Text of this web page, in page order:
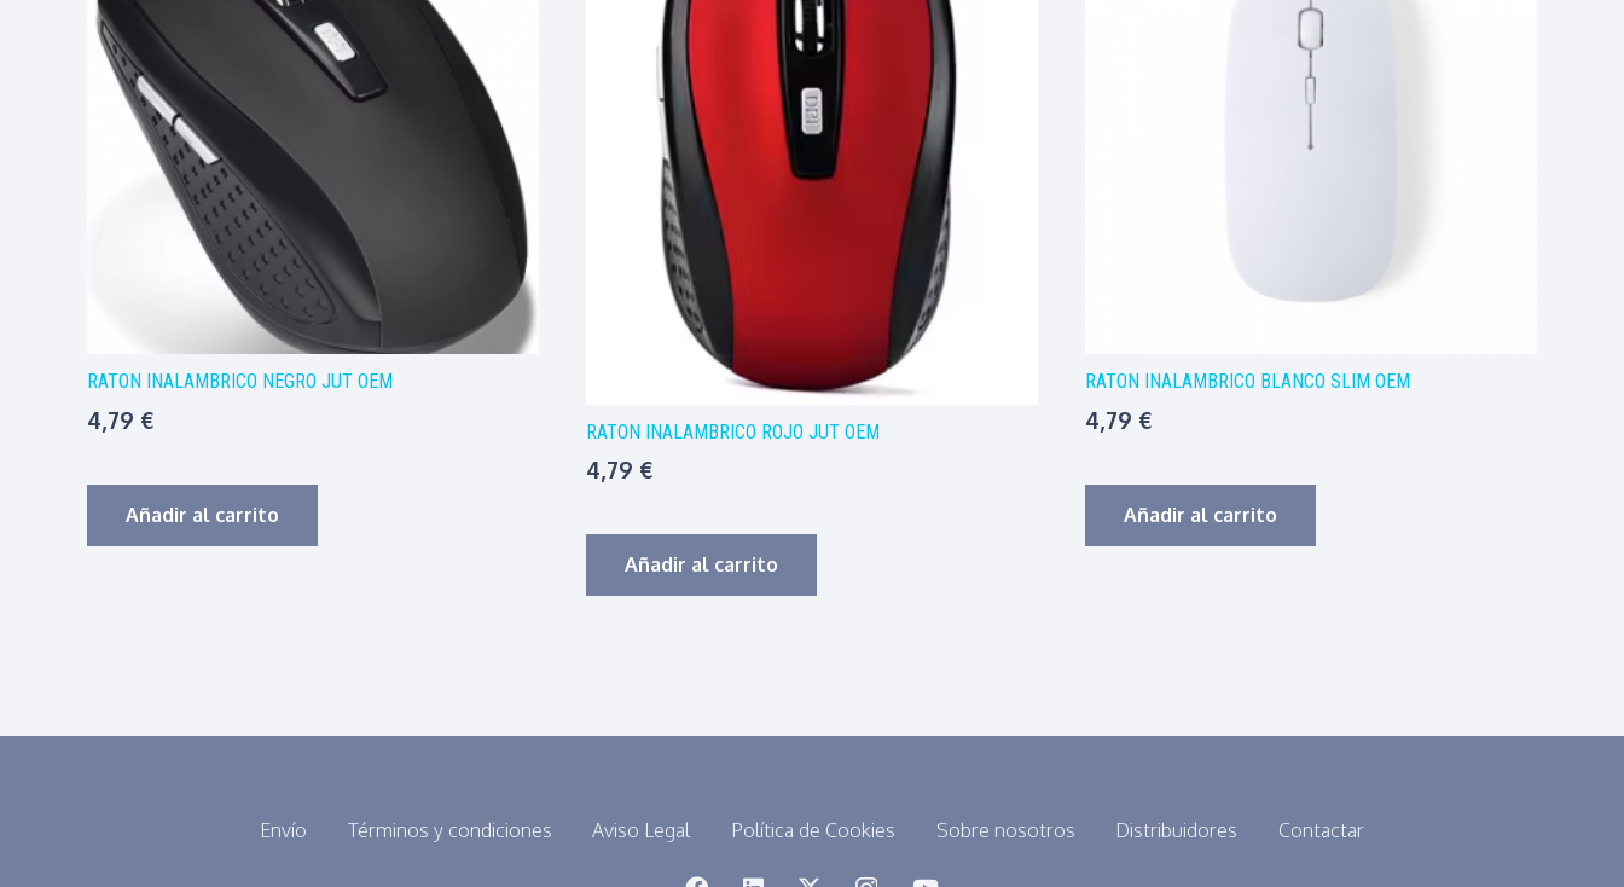
RATON INALAMBRICO NEGRO JUT OEM
4,79 €
Añadir al carrito
RATON INALAMBRICO ROJO JUT OEM
4,79 €
Añadir al carrito
RATON INALAMBRICO BLANCO SLIM OEM
4,79 €
Añadir al carrito
Envío Términos y condiciones Aviso Legal Política de Cookies Sobre nosotros Distribuidores Contactar